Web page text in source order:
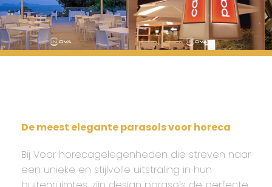
De meest elegante parasols voor horeca
Bij Voor horecagelegenheden die streven naar
een unieke en stijlvolle uitstraling in hun